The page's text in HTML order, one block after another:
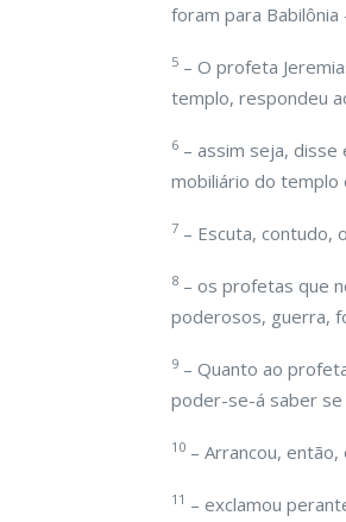
foram para
5 – O profeta
templo, respondeu
6 – assim seja,
mobiliário do templo
7 – Escuta, contudo,
8 – os profetas que
poderosos, guerra,
9 – Quanto ao
poder-se-á saber se
10 – Arrancou,
11 – exclamou